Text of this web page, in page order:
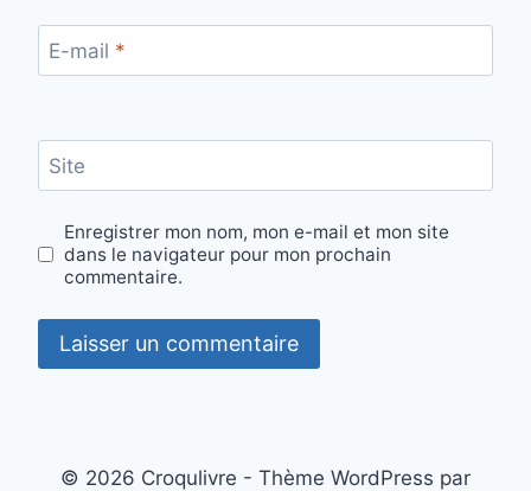
E-mail *
Site
Enregistrer mon nom, mon e-mail et mon site
dans le navigateur pour mon prochain
commentaire.
© 2026 Croqulivre - Thème WordPress par